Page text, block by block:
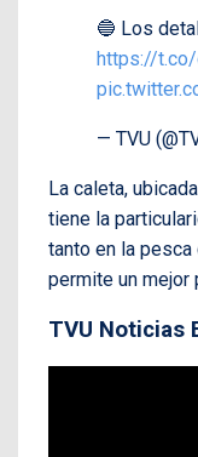
🔵 Los
https://
— TVU
La caleta,
tiene la
tanto en la pesca
permite un mejor
TVU Noticias